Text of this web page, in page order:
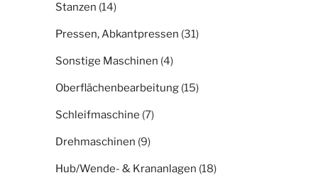
Stanzen (14)
Pressen, Abkantpressen (31)
Sonstige Maschinen (4)
Oberflächenbearbeitung (15)
Schleifmaschine (7)
Drehmaschinen (9)
Hub/Wende- & Krananlagen (18)